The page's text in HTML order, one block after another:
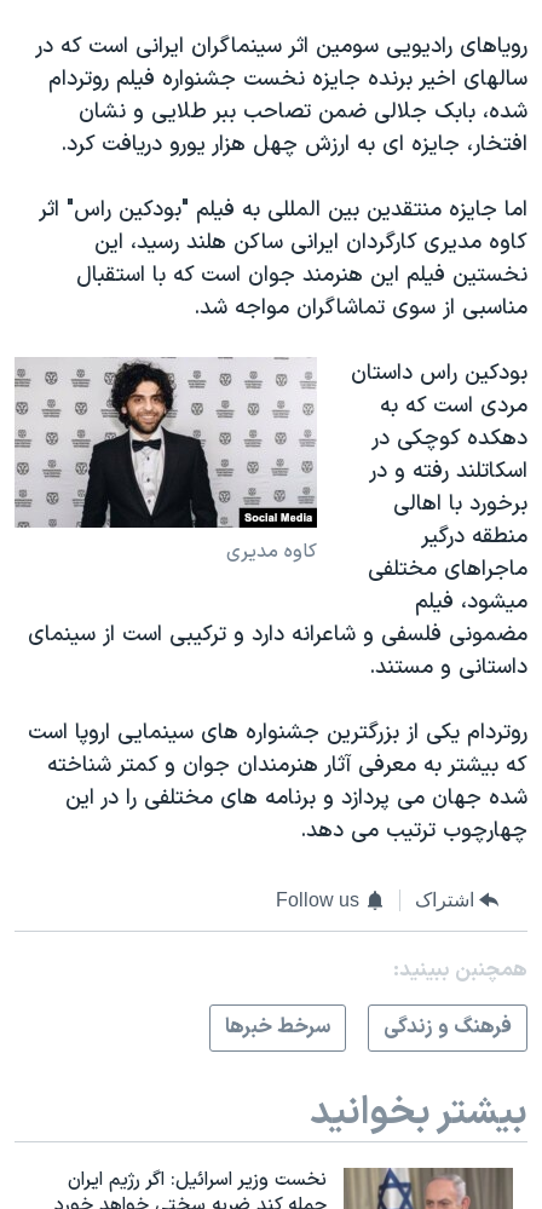
رویاهای رادیویی سومین اثر سینماگران ایرانی است که در
سالهای اخیر برنده جایزه نخست جشنواره فیلم روتردام
شده، بابک جلالی ضمن تصاحب ببر طلایی و نشان
افتخار، جایزه ای به ارزش چهل هزار یورو دریافت کرد.
اما جایزه منتقدین بین المللی به فیلم "بودکین راس" اثر
کاوه مدیری کارگردان ایرانی ساکن هلند رسید، این
نخستین فیلم این هنرمند جوان است که با استقبال
مناسبی از سوی تماشاگران مواجه شد.
کاوه مدیری
بودکین راس داستان
مردی است که به
دهکده کوچکی در
اسکاتلند رفته و در
برخورد با اهالی
منطقه درگیر
ماجراهای مختلفی
میشود، فیلم
مضمونی فلسفی و شاعرانه دارد و ترکیبی است از سینمای
داستانی و مستند.
روتردام یکی از بزرگترین جشنواره های سینمایی اروپا است
که بیشتر به معرفی آثار هنرمندان جوان و کمتر شناخته
شده جهان می پردازد و برنامه های مختلفی را در این
چهارچوب ترتیب می دهد.
اشتراک Follow us
همچنبن ببینید:
فرهنگ و زندگی
سرخط خبرها
بیشتر بخوانید
نخست وزیر اسرائيل: اگر رژیم ایران